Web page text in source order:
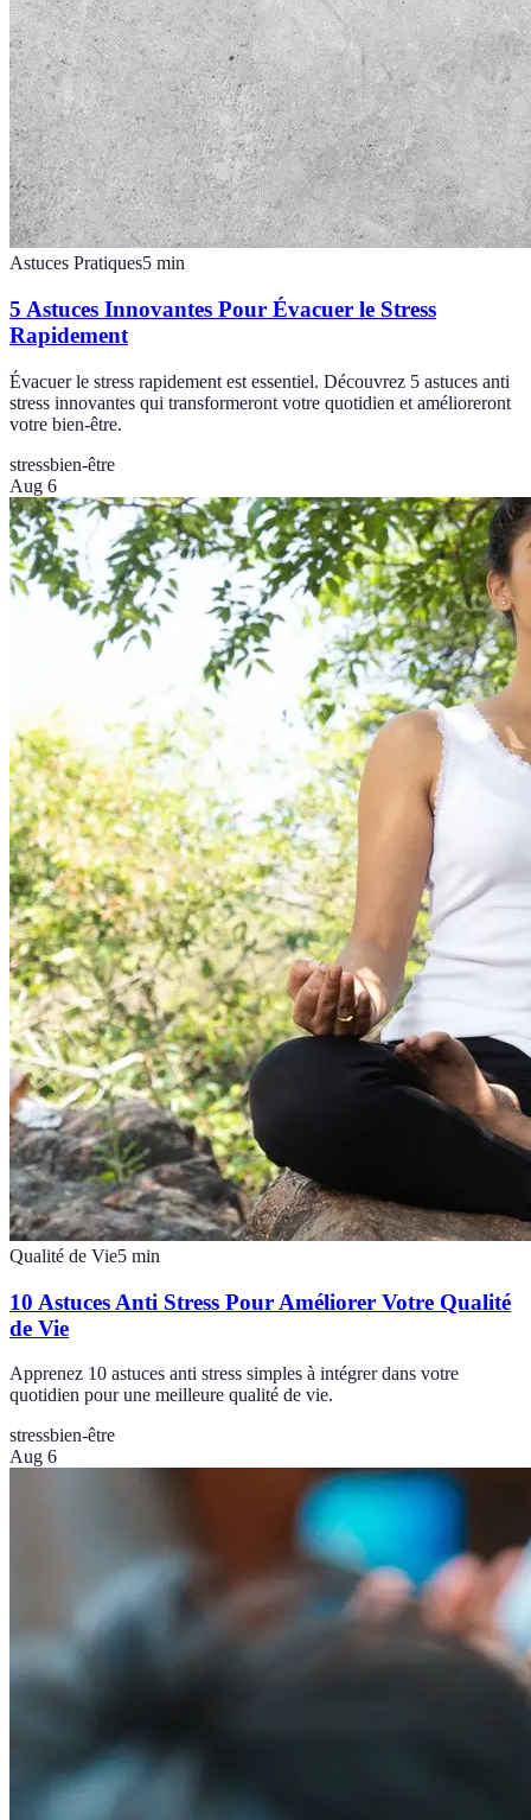
Astuces Pratiques5 min
5 Astuces Innovantes Pour Évacuer le Stress
Rapidement
Évacuer le stress rapidement est essentiel. Découvrez 5 astuces anti
stress innovantes qui transformeront votre quotidien et amélioreront
votre bien-être.
stressbien-être
Aug 6
Qualité de Vie5 min
10 Astuces Anti Stress Pour Améliorer Votre Qualité
de Vie
Apprenez 10 astuces anti stress simples à intégrer dans votre
quotidien pour une meilleure qualité de vie.
stressbien-être
Aug 6